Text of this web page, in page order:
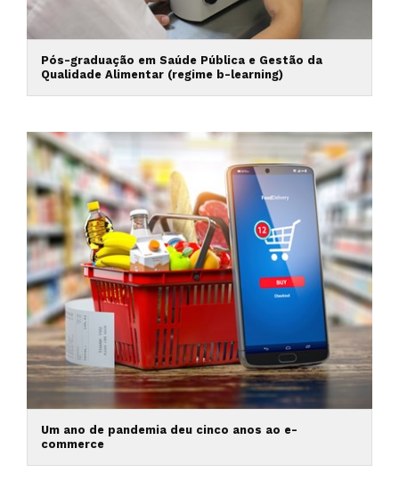
Pós-graduação em Saúde Pública e Gestão da
Qualidade Alimentar (regime b-learning)
Um ano de pandemia deu cinco anos ao e-
commerce